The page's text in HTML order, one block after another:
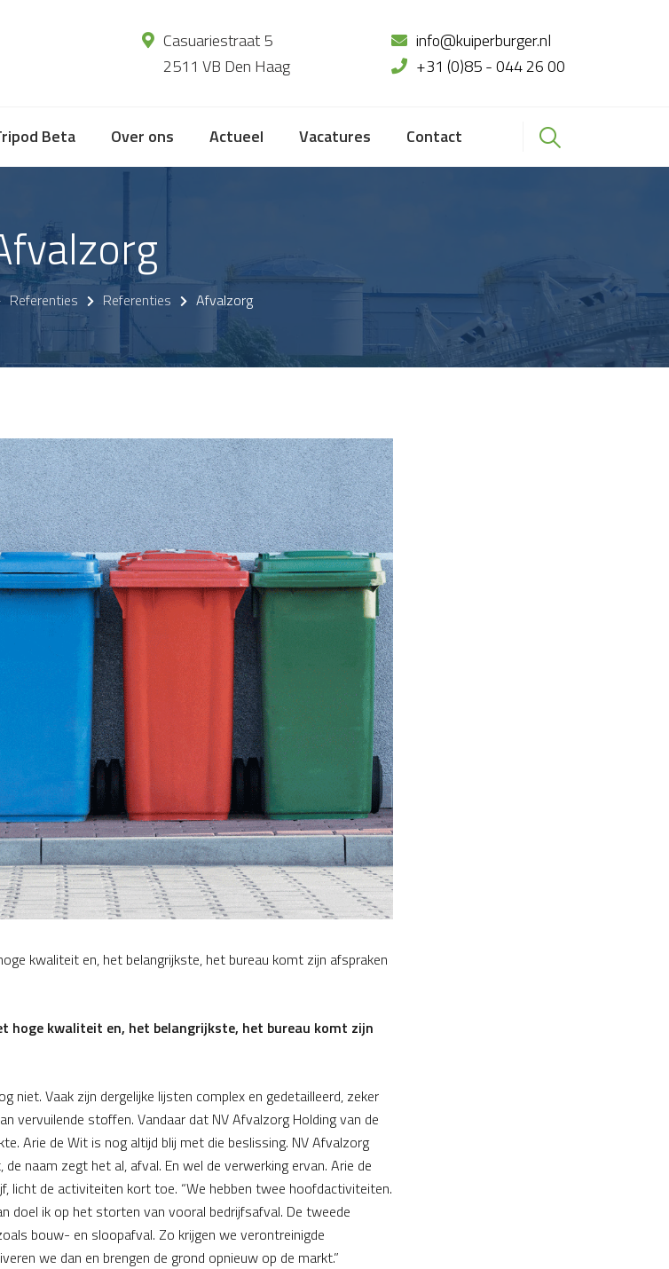
Casuariestraat 5
2511 VB Den Haag
info@kuiperburger.nl
+31 (0)85 - 044 26 00
Beta Over ons Actueel Vacatures Contact
Referenties Referenties Afvalzorg
kwaliteit en, het belangrijkste, het bureau komt zijn afspraken
hoge kwaliteit en, het belangrijkste, het bureau komt zijn
niet. Vaak zijn dergelijke lijsten complex en gedetailleerd, zeker
vervuilende stoffen. Vandaar dat NV Afvalzorg Holding van de
Arie de Wit is nog altijd blij met die beslissing. NV Afvalzorg
naam zegt het al, afval. En wel de verwerking ervan. Arie de
licht de activiteiten kort toe. “We hebben twee hoofdactiviteiten.
doel ik op het storten van vooral bedrijfsafval. De tweede
bouw- en sloopafval. Zo krijgen we verontreinigde
we dan en brengen de grond opnieuw op de markt.”